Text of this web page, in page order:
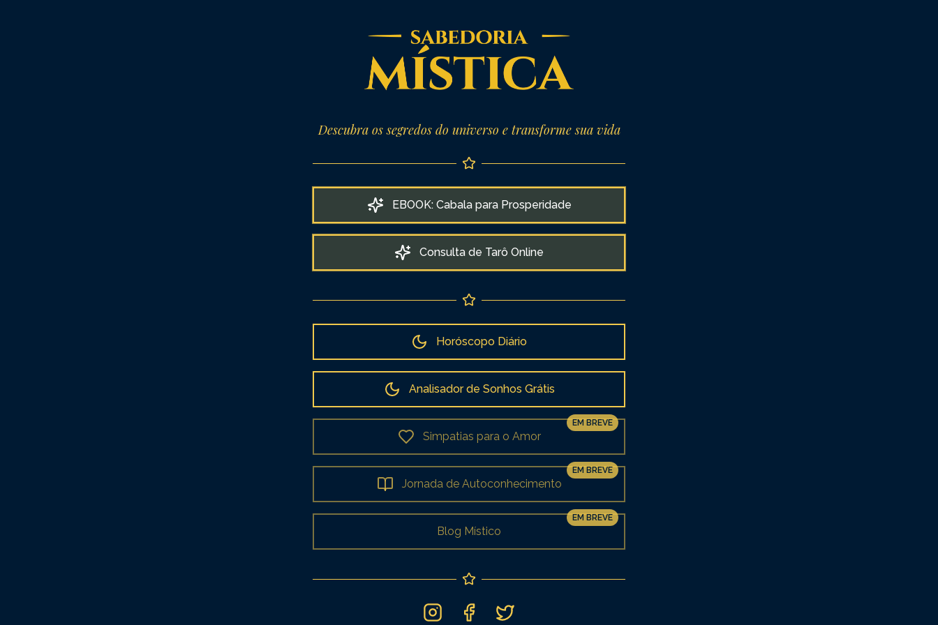
Descubra os segredos do universo e transforme sua vida
EBOOK: Cabala para Prosperidade
Consulta de Tarô Online
Horóscopo Diário
Analisador de Sonhos Grátis
Simpatias para o Amor
EM BREVE
Jornada de Autoconhecimento
EM BREVE
Blog Místico
EM BREVE